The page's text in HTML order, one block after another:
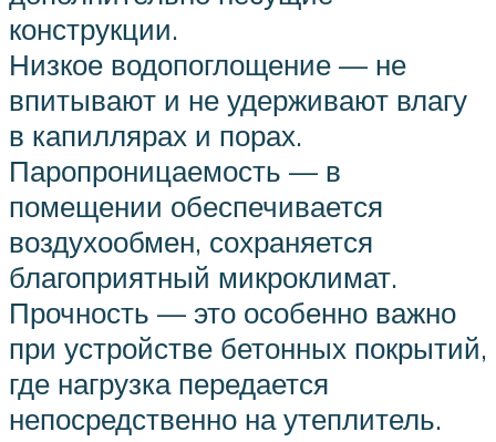
конструкции.
Низкое водопоглощение — не
впитывают и не удерживают влагу
в капиллярах и порах.
Паропроницаемость — в
помещении обеспечивается
воздухообмен, сохраняется
благоприятный микроклимат.
Прочность — это особенно важно
при устройстве бетонных покрытий,
где нагрузка передается
непосредственно на утеплитель.